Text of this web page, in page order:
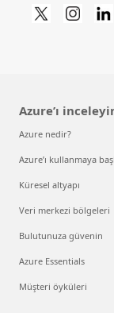
Azure’ı
Azure nedir?
Azure’ı kullanmaya
Küresel altyapı
Veri merkezi bölgeleri
Bulutunuza güvenin
Azure Essentials
Müşteri öyküleri